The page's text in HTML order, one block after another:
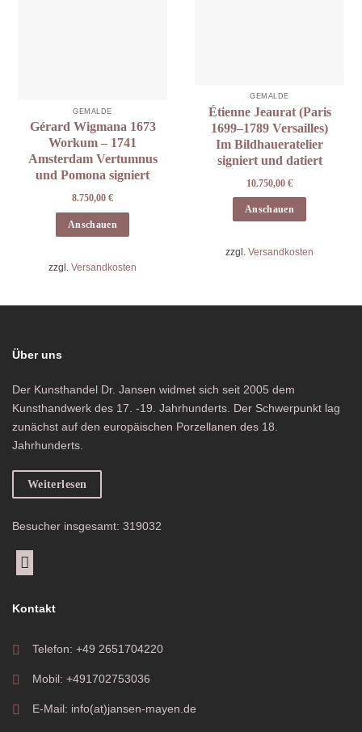
GEMÄLDE
Gérard Wigmana 1673
Workum – 1741
Amsterdam Vertumnus
und Pomona signiert
8.750,00 €
Anschauen
zzgl. Versandkosten
GEMÄLDE
Étienne Jeaurat (Paris
1699–1789 Versailles)
Im Bildhaueratelier
signiert und datiert
10.750,00 €
Anschauen
zzgl. Versandkosten
Über uns
Der Kunsthandel Dr. Jansen widmet sich seit 2005 dem
Kunsthandwerk des 17. -19. Jahrhunderts. Der Schwerpunkt lag
zunächst auf den europäischen Porzellanen des 18.
Jahrhunderts.
Weiterlesen
Besucher insgesamt: 319032
Kontakt
Telefon: +49 2651704220
Mobil: +491702753036
E-Mail: info(at)jansen-mayen.de